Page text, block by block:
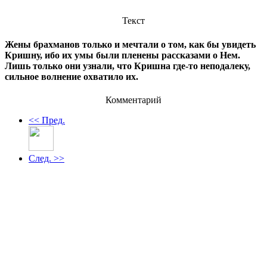
Текст
Жены брахманов только и мечтали о том, как бы увидеть
Кришну, ибо их умы были пленены рассказами о Нем.
Лишь только они узнали, что Кришна где-то неподалеку,
сильное волнение охватило их.
Комментарий
<< Пред.
След. >>